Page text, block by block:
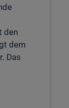
den
dem
Das